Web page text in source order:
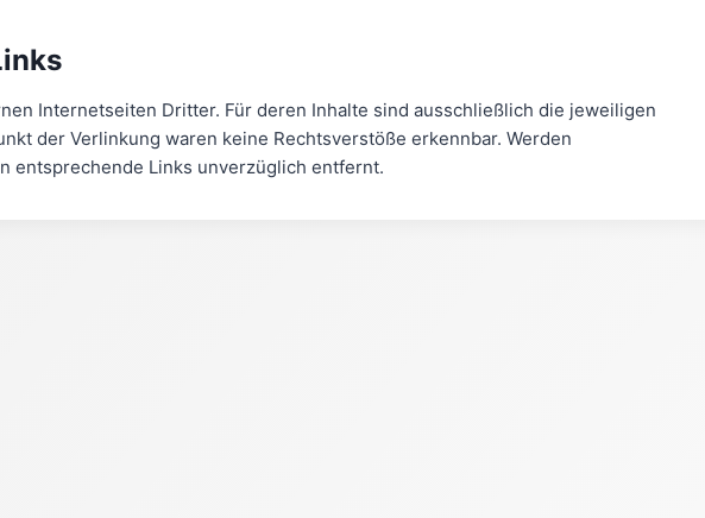
Internetseiten Dritter. Für deren Inhalte sind ausschließlich die jeweiligen
der Verlinkung waren keine Rechtsverstöße erkennbar. Werden
entsprechende Links unverzüglich entfernt.